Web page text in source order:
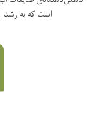
است که به رشد